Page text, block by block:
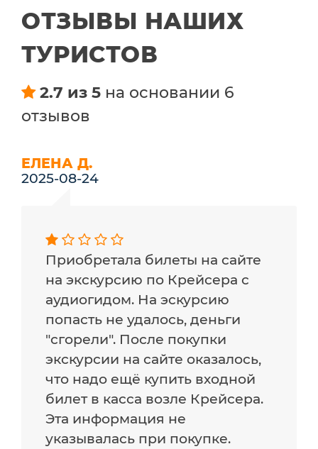
ОТЗЫВЫ НАШИХ
ТУРИСТОВ
2.7 из 5 на основании 6
отзывов
ЕЛЕНА Д.
2025-08-24
Приобретала билеты на сайте
на экскурсию по Крейсера с
аудиогидом. На эскурсию
попасть не удалось, деньги
"сгорели". После покупки
экскурсии на сайте оказалось,
что надо ещё купить входной
билет в касса возле Крейсера.
Эта информация не
указывалась при покупке.